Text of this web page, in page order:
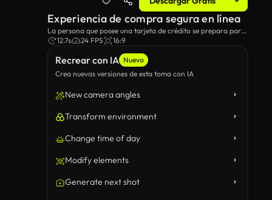
Recrear con IA Nuevo
Crea nuevas versiones de esta toma con IA
New camera angles
Transform environment
Change time of day
Modify elements
Generate next shot
Experiencia de compra segura en línea
La persona que posee una tarjeta de crédito se prepara para
realizar una compra en línea en una tableta.
12.7s 24 FPS 16:9